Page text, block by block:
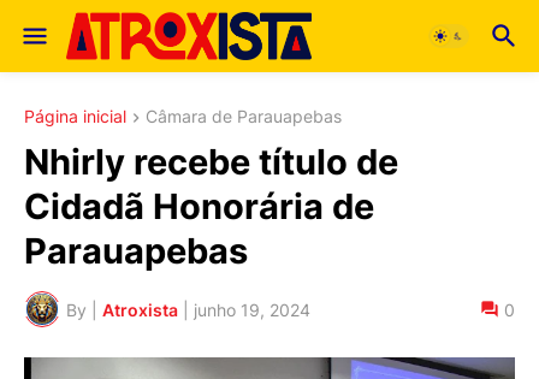
Página inicial Câmara de Parauapebas
Nhirly recebe título de
Cidadã Honorária de
Parauapebas
By | Atroxista junho 19, 2024 0